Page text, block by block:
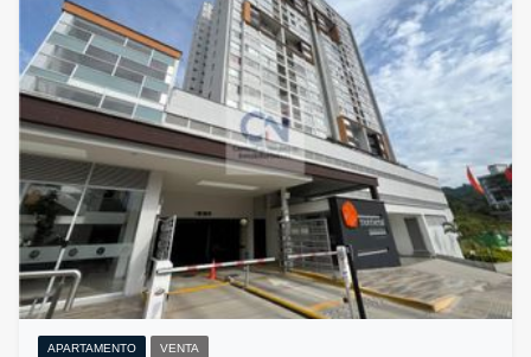
APARTAMENTO VENTA